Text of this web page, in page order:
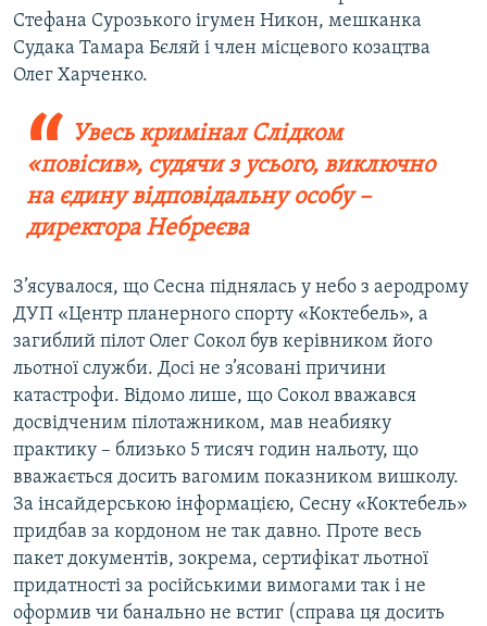
Стефана Сурозького ігумен Никон, мешканка
Судака Тамара Бєляй і член місцевого козацтва
Олег Харченко.
Увесь кримінал Слідком
«повісив», судячи з усього, виключно
на єдину відповідальну особу –
директора Небреєва
З’ясувалося, що Сесна піднялась у небо з аеродрому
ДУП «Центр планерного спорту «Коктебель», а
загиблий пілот Олег Сокол був керівником його
льотної служби. Досі не з’ясовані причини
катастрофи. Відомо лише, що Сокол вважався
досвідченим пілотажником, мав неабияку
практику – близько 5 тисяч годин нальоту, що
вважається досить вагомим показником вишколу.
За інсайдерською інформацією, Сесну «Коктебель»
придбав за кордоном не так давно. Проте весь
пакет документів, зокрема, сертифікат льотної
придатності за російськими вимогами так і не
оформив чи банально не встиг (справа ця досить